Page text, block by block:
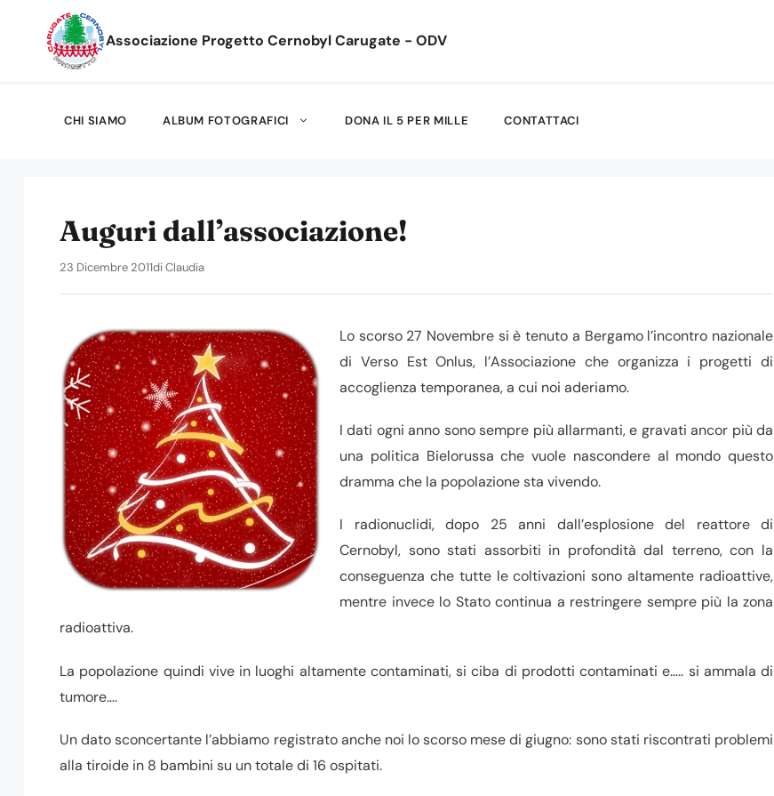
contenuto
Associazione Progetto Cernobyl Carugate - ODV
CHI SIAMO ALBUM FOTOGRAFICI DONA IL 5 PER MILLE CONTATTACI
Auguri dall’associazione!
23 Dicembre 2011diClaudia
Lo scorso 27 Novembre si è tenuto a Bergamo l’incontro nazionale
di Verso Est Onlus, l’Associazione che organizza i progetti di
accoglienza temporanea, a cui noi aderiamo.
I dati ogni anno sono sempre più allarmanti, e gravati ancor più da
una politica Bielorussa che vuole nascondere al mondo questo
dramma che la popolazione sta vivendo.
I radionuclidi, dopo 25 anni dall’esplosione del reattore di
Cernobyl, sono stati assorbiti in profondità dal terreno, con la
conseguenza che tutte le coltivazioni sono altamente radioattive,
mentre invece lo Stato continua a restringere sempre più la zona
radioattiva.
La popolazione quindi vive in luoghi altamente contaminati, si ciba di prodotti contaminati e….. si ammala di
tumore….
Un dato sconcertante l’abbiamo registrato anche noi lo scorso mese di giugno: sono stati riscontrati problemi
alla tiroide in 8 bambini su un totale di 16 ospitati.